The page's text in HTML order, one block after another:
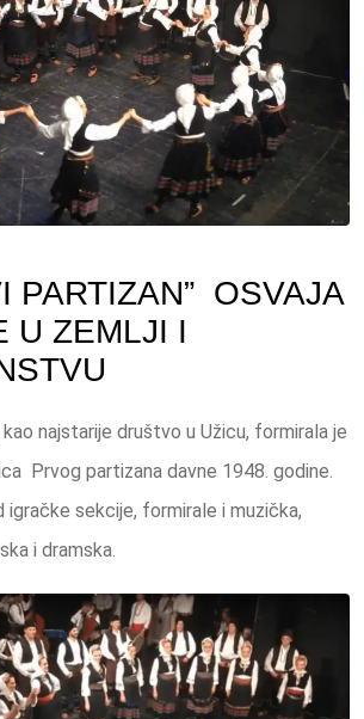
PARTIZAN” OSVAJA
U ZEMLJI I
kao najstarije društvo u Užicu, formirala je
Prvog partizana davne 1948. godine.
igračke sekcije, formirale i muzička,
i dramska.